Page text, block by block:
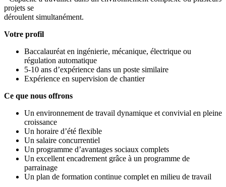
projets se
déroulent simultanément.
Votre profil
Baccalauréat en ingénierie, mécanique, électrique ou
régulation automatique
5-10 ans d’expérience dans un poste similaire
Expérience en supervision de chantier
Ce que nous offrons
Un environnement de travail dynamique et convivial en pleine
croissance
Un horaire d’été flexible
Un salaire concurrentiel
Un programme d’avantages sociaux complets
Un excellent encadrement grâce à un programme de
parrainage
Un plan de formation continue complet en milieu de travail